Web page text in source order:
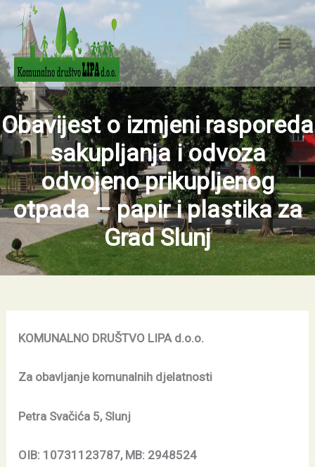
Skip
content
Obavijest o izmjeni rasporeda
sakupljanja i odvoza
odvojeno prikupljenog
otpada – papir i plastika za
Grad Slunj
KOMUNALNO DRUŠTVO LIPA d.o.o.
Za obavljanje komunalnih djelatnosti
Petra Svačića 5, Slunj
OIB: 10731123787, MB: 2948524